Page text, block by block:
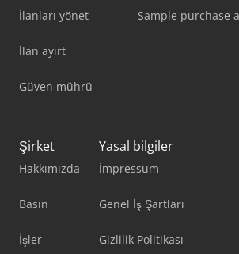
İlanları yönet
İlan ayırt
Güven mührü
Sample purchase
Şirket
Hakkımızda
Basın
İşler
Yasal bilgiler
İmpressum
Genel İş Şartları
Gizlilik Politikası